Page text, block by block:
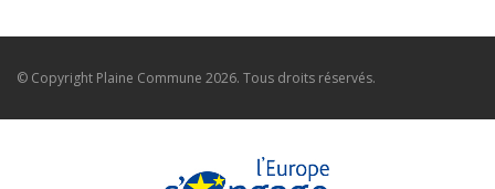
© Copyright Plaine Commune 2026. Tous droits réservés.